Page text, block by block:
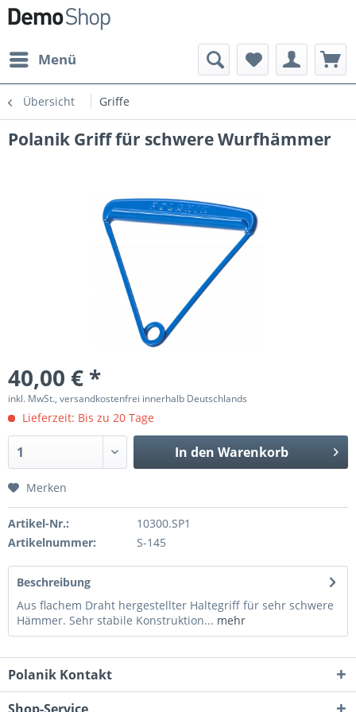
Menü
Übersicht Griffe
Polanik Griff für schwere Wurfhämmer
40,00 € *
inkl. MwSt., versandkostenfrei innerhalb Deutschlands
Lieferzeit: Bis zu 20 Tage
In den Warenkorb
Merken
Artikel-Nr.:
10300.SP1
Artikelnummer:
S-145
Beschreibung
Aus flachem Draht hergestellter Haltegriff für sehr schwere
Hämmer. Sehr stabile Konstruktion... mehr
Polanik Kontakt